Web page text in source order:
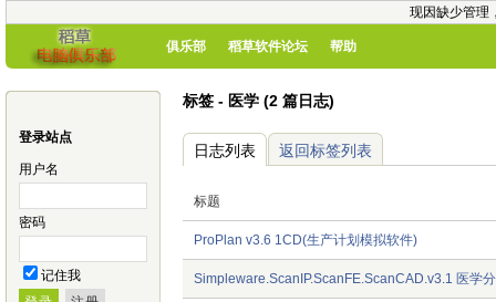
现因缺少管理
俱乐部 稻草软件论坛 帮助
登录站点
用户名
密码
记住我
标签 - 医学 (2 篇日志)
日志列表 返回标签列表
标题
ProPlan v3.6 1CD(生产计划模拟软件)
Simpleware.ScanIP.ScanFE.ScanCAD.v3.1 医学